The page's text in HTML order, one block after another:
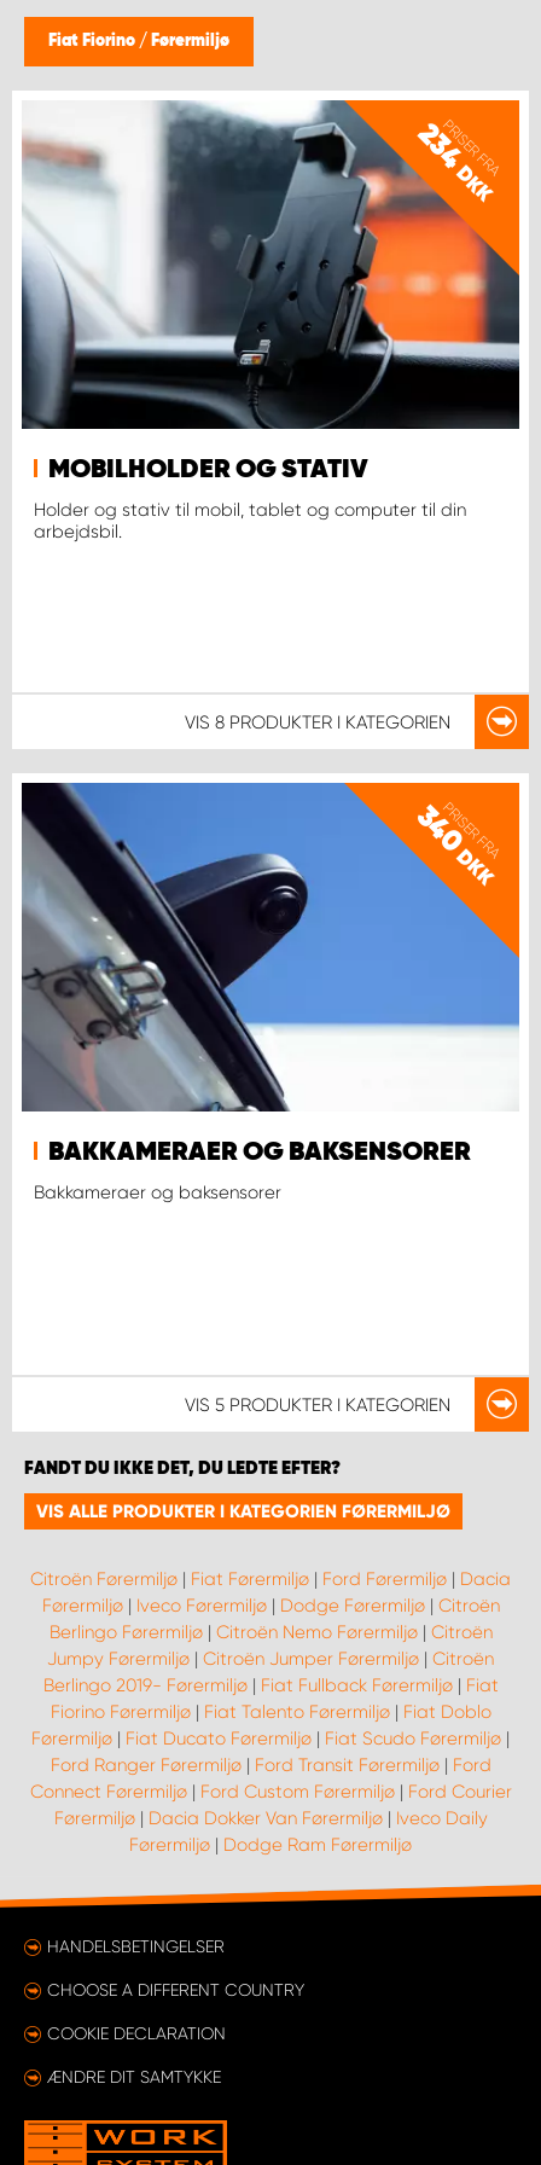
Fiat Fiorino / Førermiljø
PRISER FRA
234
DKK
MOBILHOLDER OG STATIV
Holder og stativ til mobil, tablet og computer til din
arbejdsbil.
VIS 8 PRODUKTER I KATEGORIEN
PRISER FRA
340
DKK
BAKKAMERAER OG BAKSENSORER
Bakkameraer og baksensorer
VIS 5 PRODUKTER I KATEGORIEN
FANDT DU IKKE DET, DU LEDTE EFTER?
VIS ALLE PRODUKTER I KATEGORIEN FØRERMILJØ
Citroën Førermiljø | Fiat Førermiljø | Ford Førermiljø | Dacia
Førermiljø| Iveco Førermiljø| Dodge Førermiljø| Citroën
Berlingo Førermiljø| Citroën Nemo Førermiljø| Citroën
Jumpy Førermiljø | Citroën Jumper Førermiljø | Citroën
Berlingo 2019- Førermiljø| Fiat Fullback Førermiljø| Fiat
Fiorino Førermiljø| Fiat Talento Førermiljø| Fiat Doblo
Førermiljø | Fiat Ducato Førermiljø | Fiat Scudo Førermiljø |
Ford Ranger Førermiljø| Ford Transit Førermiljø| Ford
Connect Førermiljø| Ford Custom Førermiljø| Ford Courier
Førermiljø| Dacia Dokker Van Førermiljø| Iveco Daily
Førermiljø | Dodge Ram Førermiljø
HANDELSBETINGELSER
CHOOSE A DIFFERENT COUNTRY
COOKIE DECLARATION
ÆNDRE DIT SAMTYKKE